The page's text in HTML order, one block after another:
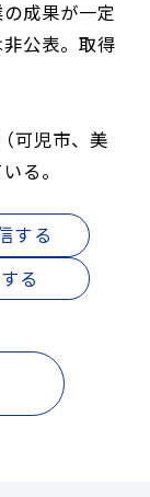
成果が一定
公表。取得
可児市、美
る。
する
る